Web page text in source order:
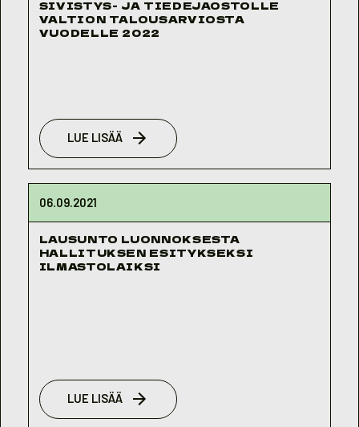
SIVISTYS- JA TIEDEJAOSTOLLE
VALTION TALOUSARVIOSTA
VUODELLE 2022
LUE LISÄÄ
06.09.2021
LAUSUNTO LUONNOKSESTA
HALLITUKSEN ESITYKSEKSI
ILMASTOLAIKSI
LUE LISÄÄ